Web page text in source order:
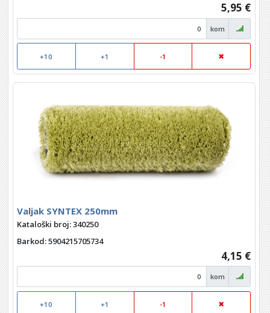
5,95 €
kom
+10 +1 -1
Valjak SYNTEX 250mm
Kataloški broj: 340250
Barkod: 5904215705734
4,15 €
kom
+10 +1 -1